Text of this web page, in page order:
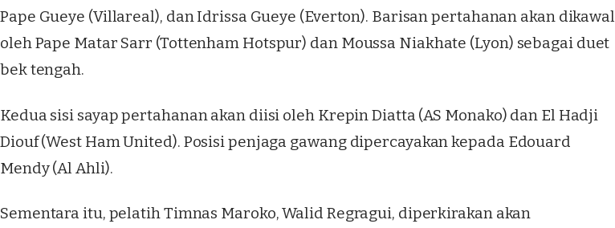
Pape Gueye (Villareal), dan Idrissa Gueye (Everton). Barisan pertahanan akan dikawal
oleh Pape Matar Sarr (Tottenham Hotspur) dan Moussa Niakhate (Lyon) sebagai duet
bek tengah.
Kedua sisi sayap pertahanan akan diisi oleh Krepin Diatta (AS Monako) dan El Hadji
Diouf (West Ham United). Posisi penjaga gawang dipercayakan kepada Edouard
Mendy (Al Ahli).
Sementara itu, pelatih Timnas Maroko, Walid Regragui, diperkirakan akan